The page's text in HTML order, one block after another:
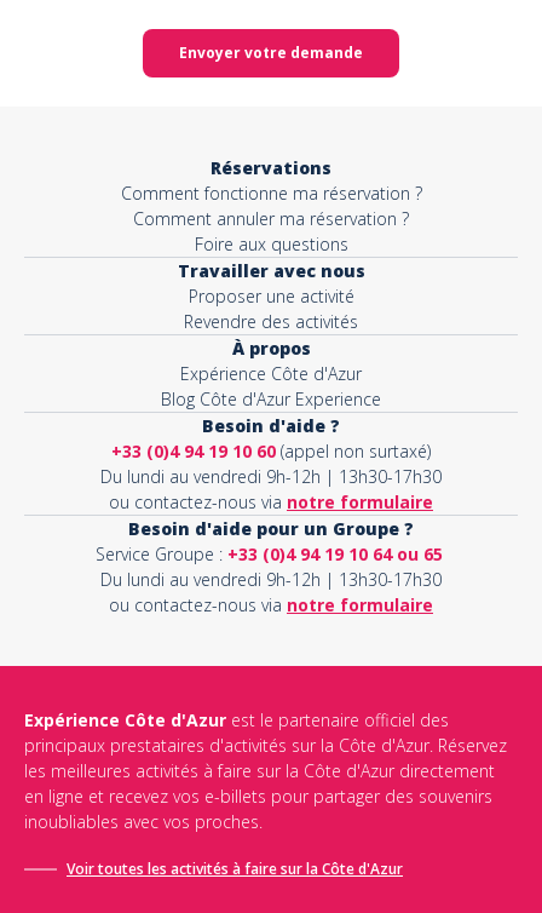
Envoyer votre demande
Réservations
Comment fonctionne ma réservation ?
Comment annuler ma réservation ?
Foire aux questions
Travailler avec nous
Proposer une activité
Revendre des activités
À propos
Expérience Côte d'Azur
Blog Côte d'Azur Experience
Besoin d'aide ?
+33 (0)4 94 19 10 60 (appel non surtaxé)
Du lundi au vendredi 9h-12h | 13h30-17h30
ou contactez-nous via notre formulaire
Besoin d'aide pour un Groupe ?
Service Groupe : +33 (0)4 94 19 10 64 ou 65
Du lundi au vendredi 9h-12h | 13h30-17h30
ou contactez-nous via notre formulaire
Expérience Côte d'Azur est le partenaire officiel des
principaux prestataires d'activités sur la Côte d'Azur. Réservez
les meilleures activités à faire sur la Côte d'Azur directement
en ligne et recevez vos e-billets pour partager des souvenirs
inoubliables avec vos proches.
Voir toutes les activités à faire sur la Côte d'Azur